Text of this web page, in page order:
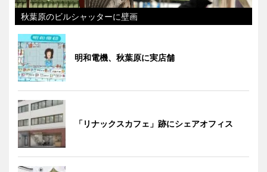
秋葉原のビルシャッターに壁画
明和電機、秋葉原に実店舗
「リナックスカフェ」跡にシェアオフィス